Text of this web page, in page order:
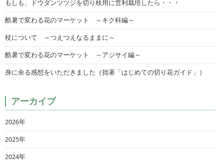
もしも、ドウダンツツジを切り枝用に営利栽培したら・・・
酷暑で変わる花のマーケット ～キク科編～
杖について ～つえつえなるままに～
酷暑で変わる花のマーケット ～アジサイ編～
身に余る感想をいただきました（拙著「はじめての切り花ガイド」）
アーカイブ
2026年
2025年
2024年